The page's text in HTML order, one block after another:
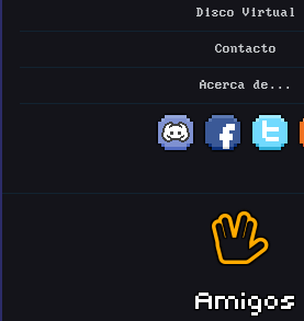
Disco Virtual
Contacto
Acerca de...
Amigos